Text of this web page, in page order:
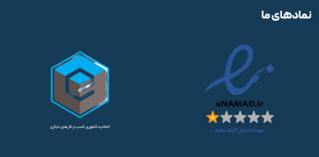
نمادهای ما